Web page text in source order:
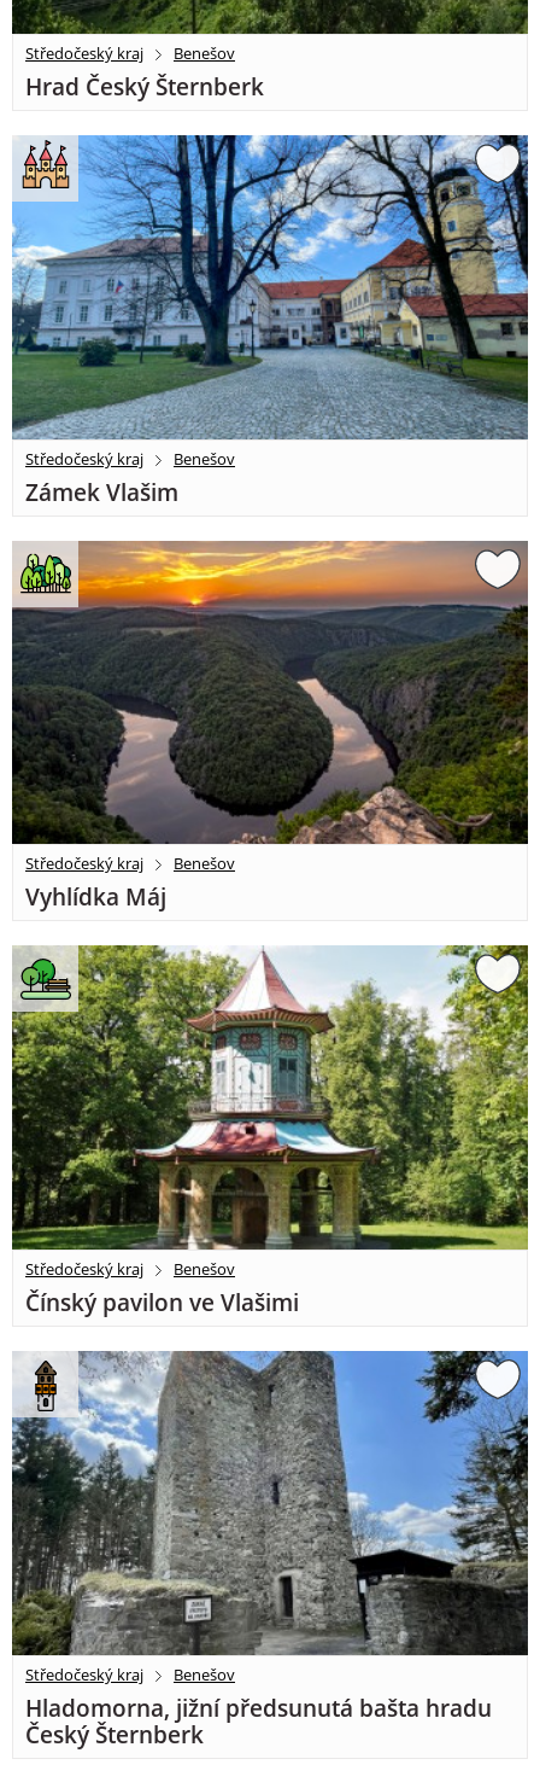
Středočeský kraj Benešov
Hrad Český Šternberk
Středočeský kraj Benešov
Zámek Vlašim
Středočeský kraj Benešov
Vyhlídka Máj
Středočeský kraj Benešov
Čínský pavilon ve Vlašimi
Středočeský kraj Benešov
Hladomorna, jižní předsunutá bašta hradu
Český Šternberk